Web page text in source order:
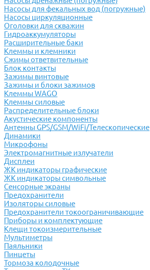
Насосы для фекальных вод (погружные)
Насосы циркуляционные
Оголовки для скважин
Гидроаккумуляторы
Расширительные баки
Клеммы и клемники
Cжимы ответвительные
Блок контакты
Зажимы винтовые
Зажимы и блоки зажимов
Клеммы WAGO
Клеммы силовые
Распределительные блоки
Акустические компоненты
Антенны GPS/GSM/WiFi/Телескопические
Динамики
Микрофоны
Электромагнитные излучатели
Дисплеи
ЖК индикаторы графические
ЖК индикаторы символьные
Сенсорные экраны
Предохранители
Изоляторы силовые
Предохранители токоограничивающие
Приборы и комплектующие
Клещи токоизмерительные
Мультиметры
Паяльники
Пинцеты
Тормоза колодочные